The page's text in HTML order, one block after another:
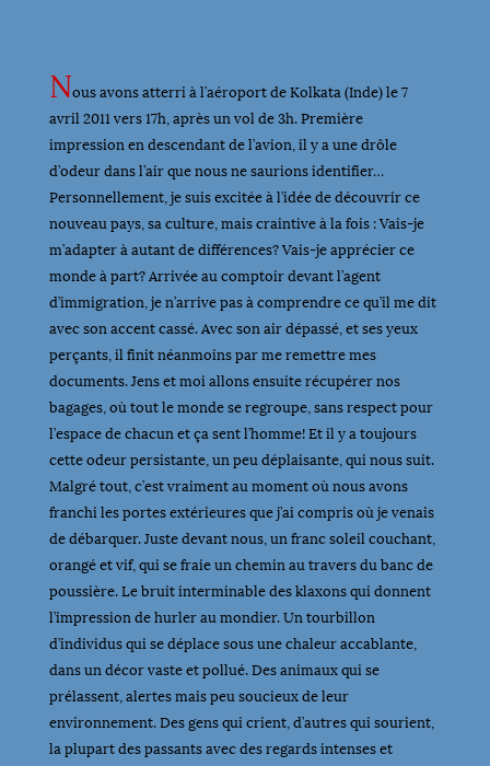
Nous avons atterri à l’aéroport de Kolkata (Inde) le 7
avril 2011 vers 17h, après un vol de 3h. Première
impression en descendant de l’avion, il y a une drôle
d’odeur dans l’air que nous ne saurions identifier…
Personnellement, je suis excitée à l’idée de découvrir ce
nouveau pays, sa culture, mais craintive à la fois : Vais-je
m’adapter à autant de différences? Vais-je apprécier ce
monde à part? Arrivée au comptoir devant l’agent
d’immigration, je n’arrive pas à comprendre ce qu’il me dit
avec son accent cassé. Avec son air dépassé, et ses yeux
perçants, il finit néanmoins par me remettre mes
documents. Jens et moi allons ensuite récupérer nos
bagages, où tout le monde se regroupe, sans respect pour
l’espace de chacun et ça sent l’homme! Et il y a toujours
cette odeur persistante, un peu déplaisante, qui nous suit.
Malgré tout, c’est vraiment au moment où nous avons
franchi les portes extérieures que j’ai compris où je venais
de débarquer. Juste devant nous, un franc soleil couchant,
orangé et vif, qui se fraie un chemin au travers du banc de
poussière. Le bruit interminable des klaxons qui donnent
l’impression de hurler au mondier. Un tourbillon
d’individus qui se déplace sous une chaleur accablante,
dans un décor vaste et pollué. Des animaux qui se
prélassent, alertes mais peu soucieux de leur
environnement. Des gens qui crient, d’autres qui sourient,
la plupart des passants avec des regards intenses et